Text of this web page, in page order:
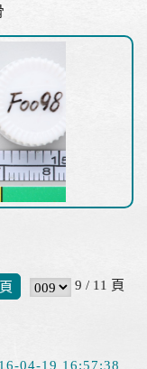
9 / 11 頁
04-19 16:57:38